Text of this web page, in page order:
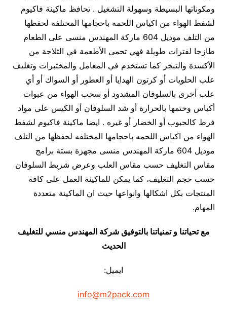
ومكوناتها البسيطة وسهولة التشغيل . تحافظ ماكينة فاكيوم
لشفط الهواء من اكياس اللحمه باحجامها المختلفه لحفظها
من التلف موديل 604 ماركة المهندس منسى على الطعام
طازجا لفترات طويلة فهي تحمى الأطعمة في الثلاجة من
الأكسدة والتبخر كما تستخدم في المعامل والمختبرات وتغليف
علب الحلويات أو كرتون الهدايا أو العطور أو السواك أو أي
علب أخرى بالسلوفان المشدود أو سحب الهواء من عبوات
أكياس وختمها بالحرارة أو شد السلوفان أو الكيس على مواد
فرط كالحبوب أو الخضار أو غيره . ايضا ماكينة فاكيوم لشفط
الهواء من اكياس اللحمه باحجامها المختلفه لحفظها من التلف
موديل 604 ماركة المهندس منسى مجهزة بستة برامج
مقاس التغليف حسب مقاس العلب وعرض شريط السلوفان
حسب حجم التغليف، كما يمكن للماكينة العمل على كافة
المنتجات بكل اشكالها وانواعها حيث ان الماكينة متعددة
المهام.
مع تحياتنا و تمنياتنا بالتوفيق شركة المهندس منسي للتغليف
الحديث
ايميل:
info@m2pack.com